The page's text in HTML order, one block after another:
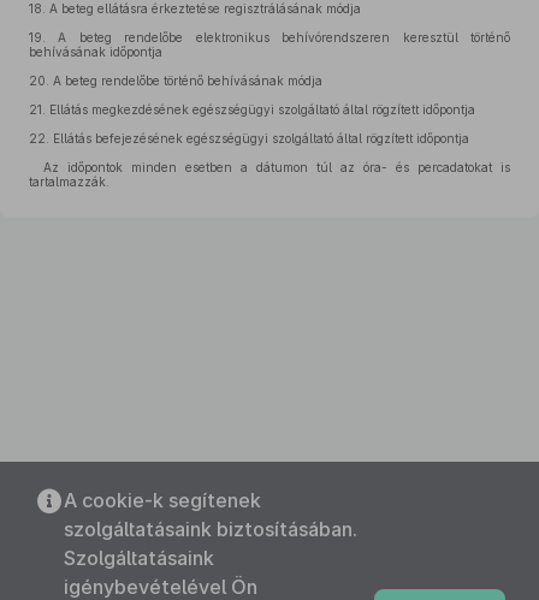
18. A beteg ellátásra érkeztetése regisztrálásának módja
19.
A beteg rendelőbe elektronikus behívórendszeren keresztül történő
behívásának időpontja
20. A beteg rendelőbe történő behívásának módja
21.
Ellátás megkezdésének egészségügyi szolgáltató által rögzített időpontja
22.
Ellátás befejezésének egészségügyi szolgáltató által rögzített időpontja
Az időpontok minden esetben a dátumon túl az óra- és percadatokat is
tartalmazzák.
A cookie-k segítenek
szolgáltatásaink biztosításában.
Szolgáltatásaink
igénybevételével Ön